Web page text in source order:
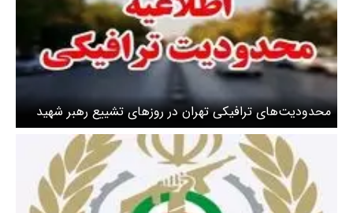
محدودیت‌های ترافیکی تهران در روزهای تشییع رهبر شهید
انقلاب چیست؟ + جزئیات محدودیت‌ها در ۲۲ منطقه
پایتخت